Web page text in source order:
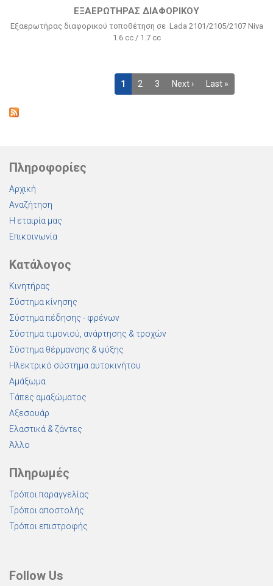
ΕΞΑΕΡΩΤΉΡΑΣ ΔΙΑΦΟΡΙΚΟΎ
Εξαερωτήρας διαφορικού τοποθέτηση σε Lada 2101/2105/2107 Niva
1.6 cc / 1.7 cc
1 2 3 Next › Last »
Πληροφορίες
Αρχική
Αναζήτηση
Η εταιρία μας
Επικοινωνία
Κατάλογος
Κινητήρας
Σύστημα κίνησης
Σύστημα πέδησης - φρένων
Σύστημα τιμονιού, ανάρτησης & τροχών
Σύστημα θέρμανσης & ψύξης
Ηλεκτρικό σύστημα αυτοκινήτου
Αμάξωμα
Τάπες αμαξώματος
Αξεσουάρ
Ελαστικά & ζάντες
Άλλο
Πληρωμές
Τρόποι παραγγελίας
Τρόποι αποστολής
Τρόποι επιστροφής
Follow Us